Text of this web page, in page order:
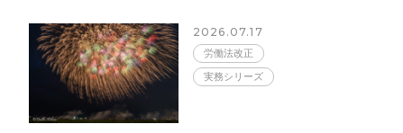
2026.07.17
労働法改正
実務シリーズ